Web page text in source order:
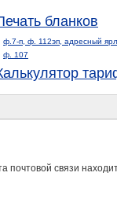
бланков
ф.7-п, ф. 112эп, адресный
ф. 107
почтовой связи